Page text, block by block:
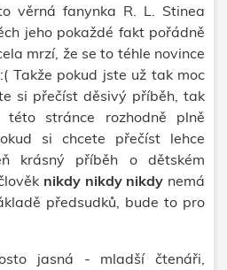
věrná fanynka R. L. Stinea
jeho pokaždé fakt pořádně
mrzí, že se to téhle novince
Takže pokud jste už tak moc
si přečíst děsivý příběh, tak
stránce rozhodně plně
si chcete přečíst lehce
krásný příběh o dětském
nikdy nikdy nikdy nemá
předsudků, bude to pro
jasná - mladší čtenáři,